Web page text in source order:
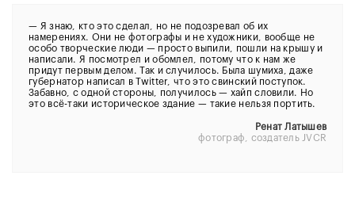
— Я знаю, кто это сделал, но не подозревал об их
намерениях. Они не фотографы и не художники, вообще не
особо творческие люди — просто выпили, пошли на крышу и
написали. Я посмотрел и обомлел, потому что к нам же
придут первым делом. Так и случилось. Была шумиха, даже
губернатор написал в Twitter, что это свинский поступок.
Забавно, с одной стороны, получилось — хайп словили. Но
это всё-таки историческое здание — такие нельзя портить.
Ренат Латышев
фотограф, создатель JVCR